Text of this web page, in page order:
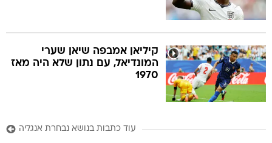
קיליאן אמבפה שיאן שערי
המונדיאל, עם נתון שלא היה מאז
1970
עוד כתבות בנושא נבחרת אנגליה